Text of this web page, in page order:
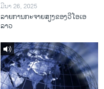
ມີນາ 26, 2025
ລາຍການກະຈາຍສຽງຂອງວີໂອເອ
ລາວ